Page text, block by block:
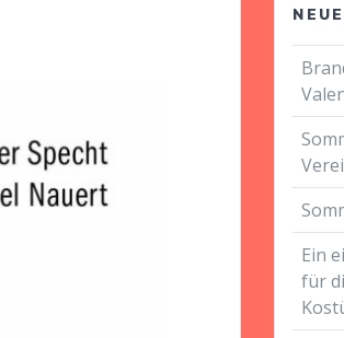
Ein
für